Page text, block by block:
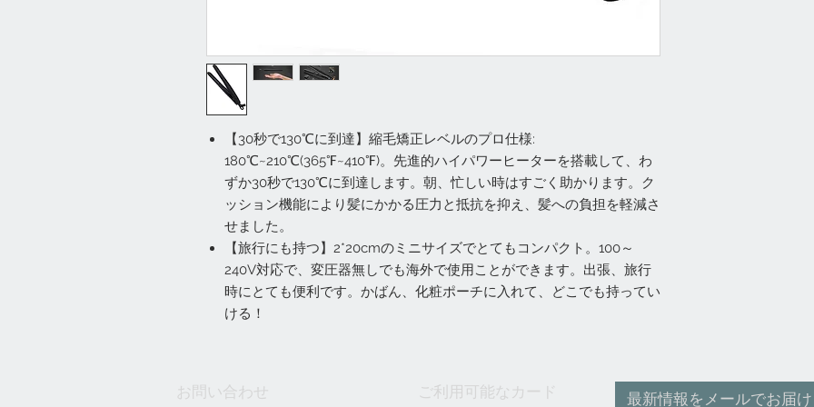
【30秒で130℃に到達】縮毛矯正レベルのプロ仕様:
180℃~210℃(365℉~410℉)。先進的ハイパワーヒーターを搭載して、わ
ずか30秒で130℃に到達します。朝、忙しい時はすごく助かります。ク
ッション機能により髪にかかる圧力と抵抗を抑え、髪への負担を軽減さ
せました。
【旅行にも持つ】2*20cmのミニサイズでとてもコンパクト。100～
240V対応で、変圧器無しでも海外で使用ことができます。出張、旅行
時にとても便利です。かばん、化粧ポーチに入れて、どこでも持ってい
ける！
お問い合わせ ご利用可能なカード 最新情報をメールでお届